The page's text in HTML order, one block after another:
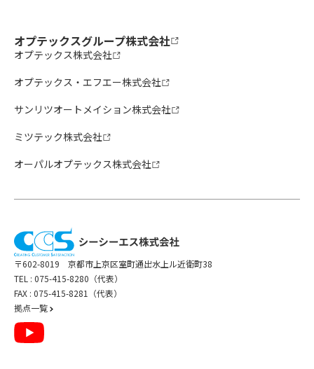
オプテックスグループ株式会社
オプテックス株式会社
オプテックス・エフエー株式会社
サンリツオートメイション株式会社
ミツテック株式会社
オーパルオプテックス株式会社
〒602-8019 京都市上京区室町通出水上ル近衛町38
TEL : 075-415-8280（代表）
FAX : 075-415-8281（代表）
拠点一覧